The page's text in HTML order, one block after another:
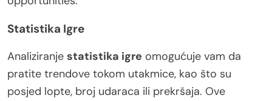
Statistika Igre
Analiziranje statistika igre omogućuje vam da
pratite trendove tokom utakmice, kao što su
posjed lopte, broj udaraca ili prekršaja. Ove